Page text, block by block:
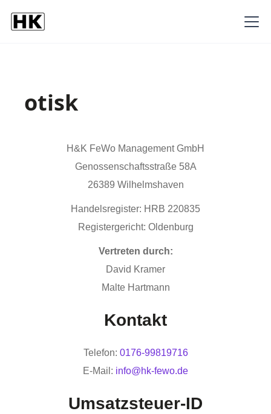
otisk
H&K FeWo Management GmbH
Genossenschaftsstraße 58A
26389 Wilhelmshaven
Handelsregister: HRB 220835
Registergericht: Oldenburg
Vertreten durch:
David Kramer
Malte Hartmann
Kontakt
Telefon: 0176-99819716
E-Mail: info@hk-fewo.de
Umsatzsteuer-ID